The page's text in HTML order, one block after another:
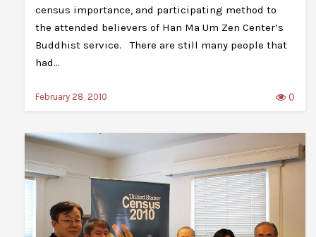
census importance, and participating method to
the attended believers of Han Ma Um Zen Center’s
Buddhist service. There are still many people that
had…
February 28, 2010 0